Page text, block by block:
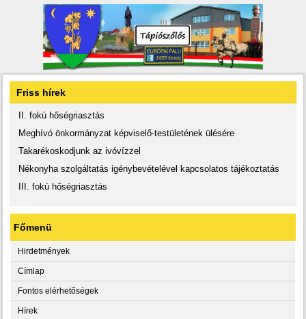
Friss hírek
II. fokú hőségriasztás
Meghívó önkormányzat képviselő-testületének ülésére
Takarékoskodjunk az ivóvízzel
Nékonyha szolgáltatás igénybevételével kapcsolatos tájékoztatás
III. fokú hőségriasztás
Főmenü
Hirdetmények
Címlap
Fontos elérhetőségek
Hírek